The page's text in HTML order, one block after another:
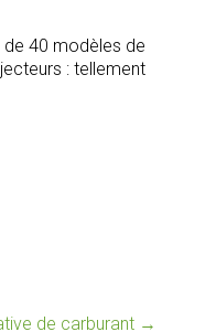
de 40 modèles de
: tellement
de carburant →